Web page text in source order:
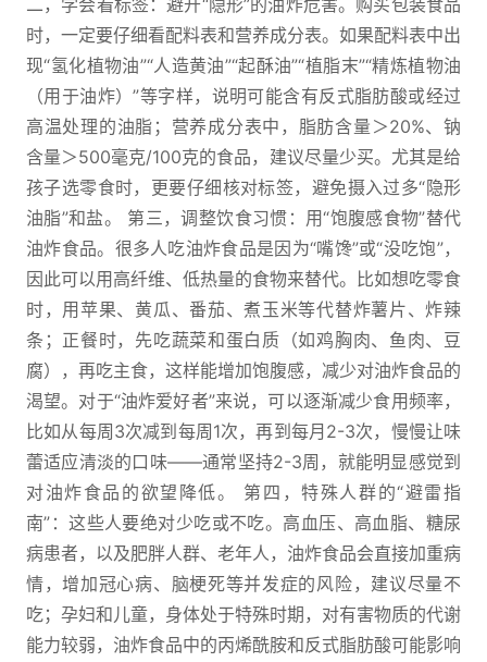
二，学会看标签：避开“隐形”的油炸危害。购买包装食品
时，一定要仔细看配料表和营养成分表。如果配料表中出
现“氢化植物油”“人造黄油”“起酥油”“植脂末”“精炼植物油
（用于油炸）”等字样，说明可能含有反式脂肪酸或经过
高温处理的油脂；营养成分表中，脂肪含量＞20%、钠
含量＞500毫克/100克的食品，建议尽量少买。尤其是给
孩子选零食时，更要仔细核对标签，避免摄入过多“隐形
油脂”和盐。 第三，调整饮食习惯：用“饱腹感食物”替代
油炸食品。很多人吃油炸食品是因为“嘴馋”或“没吃饱”，
因此可以用高纤维、低热量的食物来替代。比如想吃零食
时，用苹果、黄瓜、番茄、煮玉米等代替炸薯片、炸辣
条；正餐时，先吃蔬菜和蛋白质（如鸡胸肉、鱼肉、豆
腐），再吃主食，这样能增加饱腹感，减少对油炸食品的
渴望。对于“油炸爱好者”来说，可以逐渐减少食用频率，
比如从每周3次减到每周1次，再到每月2-3次，慢慢让味
蕾适应清淡的口味——通常坚持2-3周，就能明显感觉到
对油炸食品的欲望降低。 第四，特殊人群的“避雷指
南”：这些人要绝对少吃或不吃。高血压、高血脂、糖尿
病患者，以及肥胖人群、老年人，油炸食品会直接加重病
情，增加冠心病、脑梗死等并发症的风险，建议尽量不
吃；孕妇和儿童，身体处于特殊时期，对有害物质的代谢
能力较弱，油炸食品中的丙烯酰胺和反式脂肪酸可能影响